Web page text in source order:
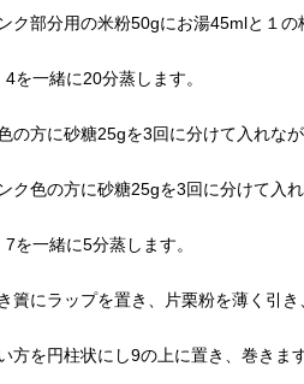
ク部分用の米粉50gにお湯45mlと１
4を一緒に20分蒸します。
の方に砂糖25gを3回に分けて入れな
ク色の方に砂糖25gを3回に分けて入
7を一緒に5分蒸します。
簀にラップを置き、片栗粉を薄く引
方を円柱状にし9の上に置き、巻きます